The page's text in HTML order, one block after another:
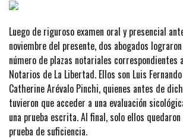
Luego de riguroso examen oral y presencial
noviembre del presente, dos abogados
número de plazas notariales correspondientes
Notarios de La Libertad. Ellos son Luis
Catherine Arévalo Pinchi, quienes antes de
tuvieron que acceder a una evaluación
una prueba escrita. Al final, solo ellos
prueba de suficiencia.